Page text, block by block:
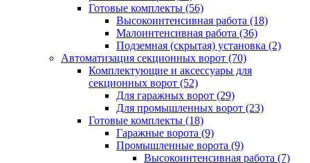
Готовые комплекты (56)
Высокоинтенсивная работа (18)
Малоинтенсивная работа (36)
Подземная (скрытая) установка (2)
Автоматизация секционных ворот (70)
Комплектующие и аксессуары для
секционных ворот (52)
Для гаражных ворот (29)
Для промышленных ворот (23)
Готовые комплекты (18)
Гаражные ворота (9)
Промышленные ворота (9)
Высокоинтенсивная работа (7)